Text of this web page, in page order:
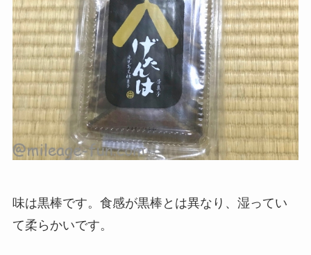
味は黒棒です。食感が黒棒とは異なり、湿ってい
て柔らかいです。